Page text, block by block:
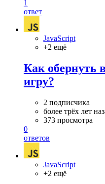
1
ответ
JavaScript
+2 ещё
Как обернуть
игру?
2 подписчика
более трёх лет
373 просмотра
0
ответов
JavaScript
+2 ещё